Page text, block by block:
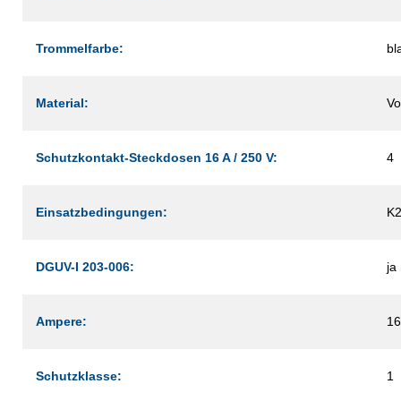
Trommelfarbe:
Material:
Schutzkontakt-Steckdosen 16 A / 250 V: 4
Einsatzbedingungen: K2
DGUV-I 203-006: ja
Ampere:
Schutzklasse: 1